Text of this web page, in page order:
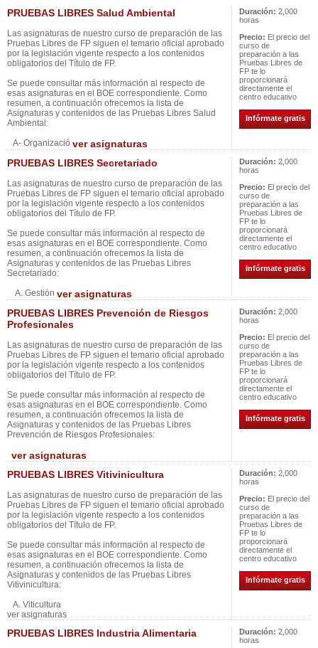
PRUEBAS LIBRES Salud Ambiental
Las asignaturas de nuestro curso de preparación de las
Pruebas Libres de FP siguen el temario oficial aprobado
por la legislación vigente respecto a los contenidos
obligatorios del Título de FP.
Se puede consultar más información al respecto de
esas asignaturas en el BOE correspondiente. Como
resumen, a continuación ofrecemos la lista de
Asignaturas y contenidos de las Pruebas Libres Salud
Ambiental:
A- Organizació ver asignaturas
Duración: 2,000
horas
Precio: El precio del
curso de
preparación a las
Pruebas Libres de
FP te lo
proporcionará
directamente el
centro educativo
Infórmate gratis
PRUEBAS LIBRES Secretariado
Las asignaturas de nuestro curso de preparación de las
Pruebas Libres de FP siguen el temario oficial aprobado
por la legislación vigente respecto a los contenidos
obligatorios del Título de FP.
Se puede consultar más información al respecto de
esas asignaturas en el BOE correspondiente. Como
resumen, a continuación ofrecemos la lista de
Asignaturas y contenidos de las Pruebas Libres
Secretariado:
A. Gestión ver asignaturas
Duración: 2,000
horas
Precio: El precio del
curso de
preparación a las
Pruebas Libres de
FP te lo
proporcionará
directamente el
centro educativo
Infórmate gratis
PRUEBAS LIBRES Prevención de Riesgos
Profesionales
Las asignaturas de nuestro curso de preparación de las
Pruebas Libres de FP siguen el temario oficial aprobado
por la legislación vigente respecto a los contenidos
obligatorios del Título de FP.
Se puede consultar más información al respecto de
esas asignaturas en el BOE correspondiente. Como
resumen, a continuación ofrecemos la lista de
Asignaturas y contenidos de las Pruebas Libres
Prevención de Riesgos Profesionales:
ver asignaturas
Duración: 2,000
horas
Precio: El precio del
curso de
preparación a las
Pruebas Libres de
FP te lo
proporcionará
directamente el
centro educativo
Infórmate gratis
PRUEBAS LIBRES Vitivinicultura
Las asignaturas de nuestro curso de preparación de las
Pruebas Libres de FP siguen el temario oficial aprobado
por la legislación vigente respecto a los contenidos
obligatorios del Título de FP.
Se puede consultar más información al respecto de
esas asignaturas en el BOE correspondiente. Como
resumen, a continuación ofrecemos la lista de
Asignaturas y contenidos de las Pruebas Libres
Vitivinicultura:
A. Viticultura
ver asignaturas
Duración: 2,000
horas
Precio: El precio del
curso de
preparación a las
Pruebas Libres de
FP te lo
proporcionará
directamente el
centro educativo
Infórmate gratis
PRUEBAS LIBRES Industria Alimentaria Duración: 2,000
horas